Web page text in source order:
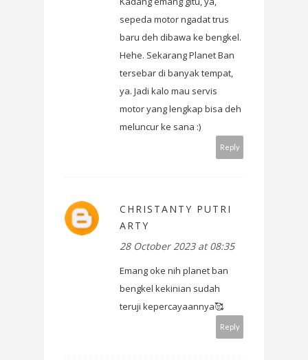
sepeda motor ngadat trus
baru deh dibawa ke bengkel.
Hehe. Sekarang Planet Ban
tersebar di banyak tempat,
ya. Jadi kalo mau servis
motor yang lengkap bisa deh
meluncur ke sana :)
Reply
CHRISTANTY PUTRI
ARTY
28 October 2023 at 08:35
Emang oke nih planet ban
bengkel kekinian sudah
teruji kepercayaannya🥰
Reply